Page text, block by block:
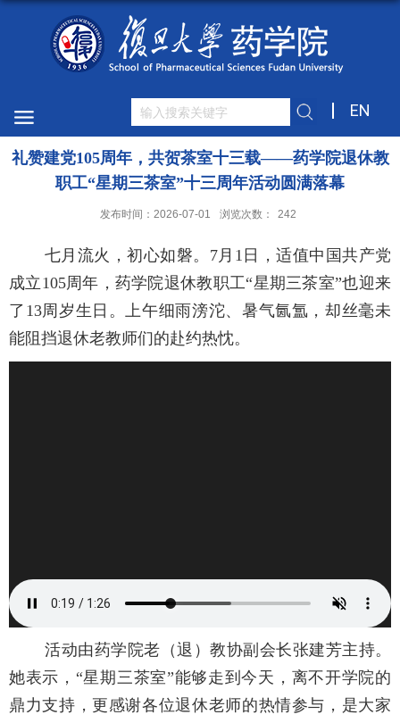
EN
礼赞建党105周年，共贺茶室十三载——药学院退休教
职工“星期三茶室”十三周年活动圆满落幕
发布时间：2026-07-01 浏览次数： 242
七月流火，初心如磐。7月1日，适值中国共产党
成立105周年，药学院退休教职工“星期三茶室”也迎来
了13周岁生日。上午细雨滂沱、暑气氤氲，却丝毫未
能阻挡退休老教师们的赴约热忱。
活动由药学院老（退）教协副会长张建芳主持。
她表示，“星期三茶室”能够走到今天，离不开学院的
鼎力支持，更感谢各位退休老师的热情参与，是大家